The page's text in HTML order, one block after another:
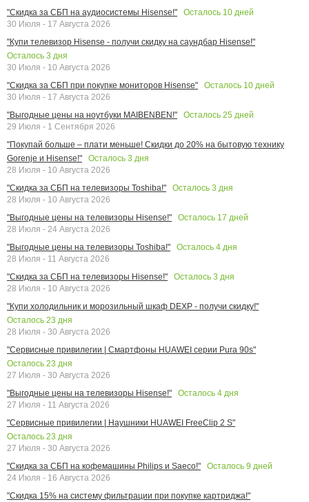
"Скидка за СБП на аудиосистемы Hisense!"
Осталось 10 дней
30 Июля - 17 Августа 2026
"Купи телевизор Hisense - получи скидку на саундбар Hisense!"
Осталось 3 дня
30 Июля - 10 Августа 2026
"Скидка за СБП при покупке мониторов Hisense"
Осталось 10 дней
30 Июля - 17 Августа 2026
"Выгодные цены на ноутбуки MAIBENBEN!"
Осталось 25 дней
29 Июля - 1 Сентября 2026
"Покупай больше – плати меньше! Скидки до 20% на бытовую технику
Gorenje и Hisense!"
Осталось 3 дня
28 Июля - 10 Августа 2026
"Скидка за СБП на телевизоры Toshiba!"
Осталось 3 дня
28 Июля - 10 Августа 2026
"Выгодные цены на телевизоры Hisense!"
Осталось 17 дней
28 Июля - 24 Августа 2026
"Выгодные цены на телевизоры Toshiba!"
Осталось 4 дня
28 Июля - 11 Августа 2026
"Скидка за СБП на телевизоры Hisense!"
Осталось 3 дня
28 Июля - 10 Августа 2026
"Купи холодильник и морозильный шкаф DEXP - получи скидку!"
Осталось 23 дня
28 Июля - 30 Августа 2026
"Сервисные привилегии | Смартфоны HUAWEI серии Pura 90s"
Осталось 23 дня
27 Июля - 30 Августа 2026
"Выгодные цены на телевизоры Hisense!"
Осталось 4 дня
27 Июля - 11 Августа 2026
"Сервисные привилегии | Наушники HUAWEI FreeClip 2 S"
Осталось 23 дня
27 Июля - 30 Августа 2026
"Скидка за СБП на кофемашины Philips и Saeco!"
Осталось 9 дней
24 Июля - 16 Августа 2026
"Скидка 15% на систему фильтрации при покупке картриджа!"